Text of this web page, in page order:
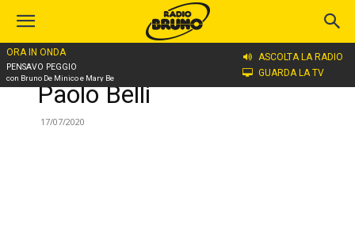
ORA IN ONDA
PENSAVO PEGGIO
con Bruno De Minico e Mary Be
ASCOLTA LA RADIO
GUARDA LA TV
Home
Paolo Belli
17/07/2020